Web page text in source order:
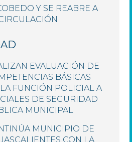
Y SE REABRE A
EVALUACIÓN DE
BÁSICAS
FUNCIÓN POLICIAL A
DE SEGURIDAD
MUNICIPAL
MUNICIPIO DE
CON LA